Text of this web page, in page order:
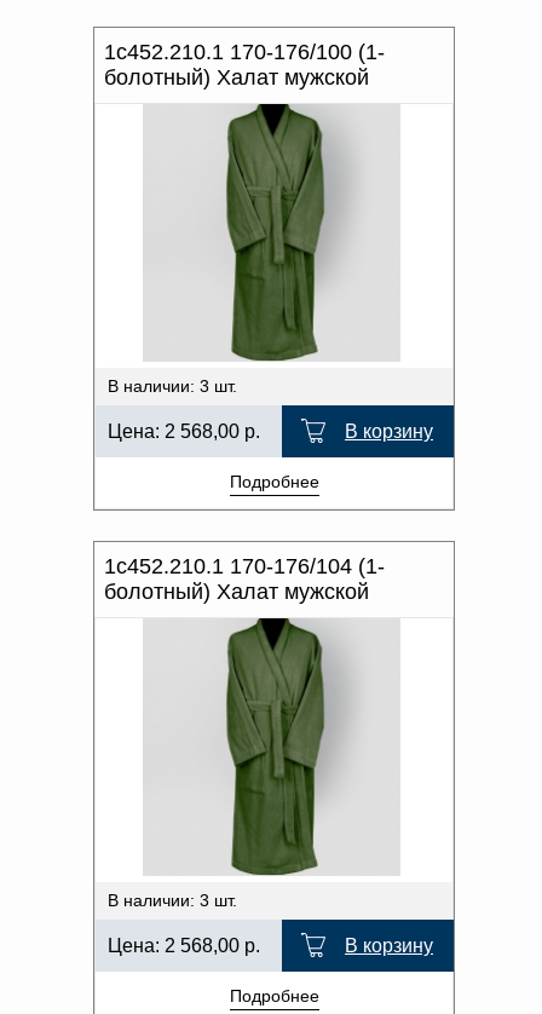
1с452.210.1 170-176/100 (1-
болотный) Халат мужской
В наличии: 3 шт.
Цена: 2 568,00 р. В корзину
Подробнее
1с452.210.1 170-176/104 (1-
болотный) Халат мужской
В наличии: 3 шт.
Цена: 2 568,00 р. В корзину
Подробнее